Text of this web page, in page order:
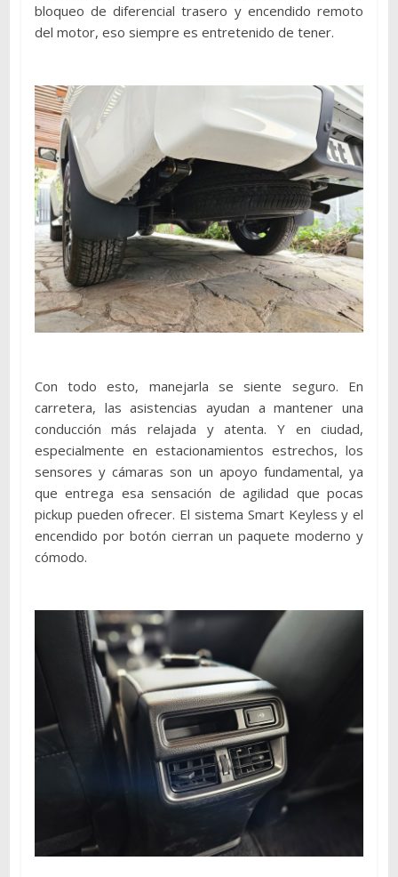
bloqueo de diferencial trasero y encendido remoto
del motor, eso siempre es entretenido de tener.
Con todo esto, manejarla se siente seguro. En
carretera, las asistencias ayudan a mantener una
conducción más relajada y atenta. Y en ciudad,
especialmente en estacionamientos estrechos, los
sensores y cámaras son un apoyo fundamental, ya
que entrega esa sensación de agilidad que pocas
pickup pueden ofrecer. El sistema Smart Keyless y el
encendido por botón cierran un paquete moderno y
cómodo.